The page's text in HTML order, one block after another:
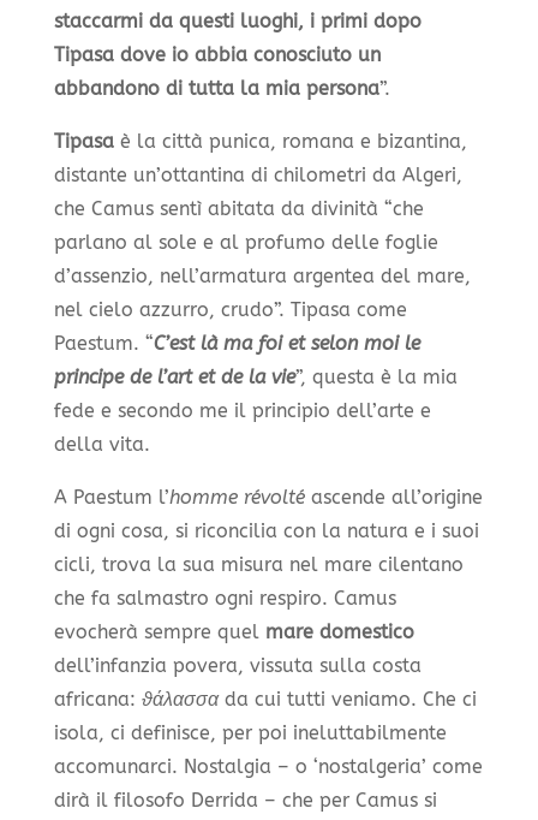
staccarmi da questi luoghi, i primi dopo
Tipasa dove io abbia conosciuto un
abbandono di tutta la mia persona”.
Tipasaè la città punica, romana e bizantina,
distante un’ottantina di chilometri da Algeri,
che Camus sentì abitata da divinità “che
parlano al sole e al profumo delle foglie
d’assenzio, nell’armatura argentea del mare,
nel cielo azzurro, crudo”. Tipasa come
Paestum. “C’est là ma foi et selon moi le
principe de l’art et de la vie”, questa è la mia
fede e secondo me il principio dell’arte e
della vita.
A Paestum l’homme révolté ascende all’origine
di ogni cosa, si riconcilia con la natura e i suoi
cicli, trova la sua misura nel mare cilentano
che fa salmastro ogni respiro. Camus
evocherà sempre quel mare domestico
dell’infanzia povera, vissuta sulla costa
africana: ϑάλασσαda cui tutti veniamo. Che ci
isola, ci definisce, per poi ineluttabilmente
accomunarci. Nostalgia – o ‘nostalgeria’ come
dirà il filosofo Derrida – che per Camus si